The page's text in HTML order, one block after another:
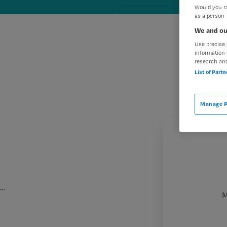
…
Would you
as a person
We and
Use
information
research
List of
Manage